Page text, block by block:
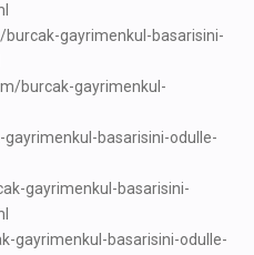
gayrimenkul-basarisini-
burcak-gayrimenkul-
basarisini-odulle-
gayrimenkul-basarisini-
gayrimenkul-basarisini-odulle-